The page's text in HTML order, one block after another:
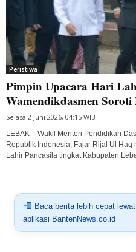
Peristiwa
Pimpin Upacara Hari
Wamendikdasmen
Selasa 2 Juni 2026, 04:15 WIB
LEBAK – Wakil Menteri Pendidikan
Republik Indonesia, Fajar Rijal Ul
Lahir Pancasila tingkat Kabupaten
Baca berita lebih cepat lewat
aplikasi BantenNews.co.id